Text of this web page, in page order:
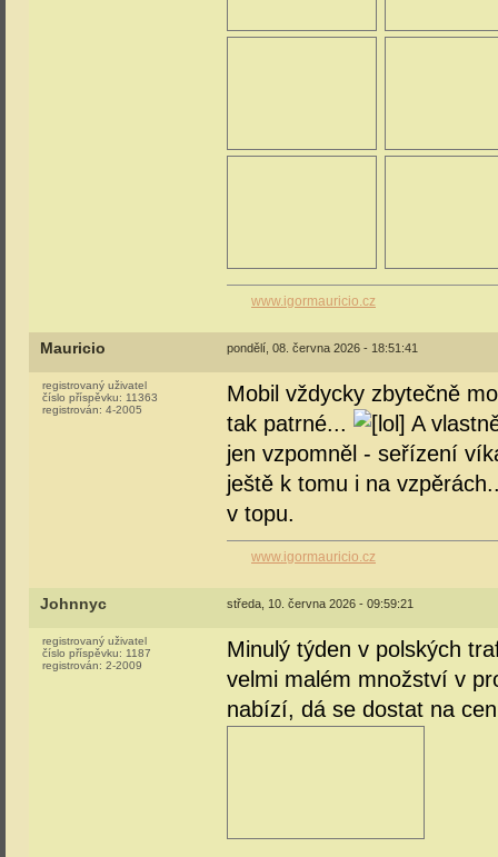
www.igormauricio.cz
Mauricio pondělí, 08. června 2026 - 18:51:41
registrovaný uživatel
číslo příspěvku: 11363
registrován: 4-2005
Mobil vždycky zbytečně
tak patrné...
A
jen vzpomněl - seřízení
ještě k tomu i na
v topu.
www.igormauricio.cz
Johnnyc středa, 10. června 2026 - 09:59:21
registrovaný uživatel
číslo příspěvku: 1187
registrován: 2-2009
Minulý týden v polských
velmi malém množství v
nabízí, dá se dostat na